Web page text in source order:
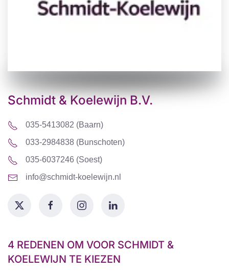
Schmidt & Koelewijn B.V.
035-5413082 (Baarn)
033-2984838 (Bunschoten)
035-6037246 (Soest)
info@schmidt-koelewijn.nl
4 REDENEN OM VOOR SCHMIDT &
KOELEWIJN TE KIEZEN